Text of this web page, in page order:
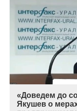
«Доведем до
Якушев о